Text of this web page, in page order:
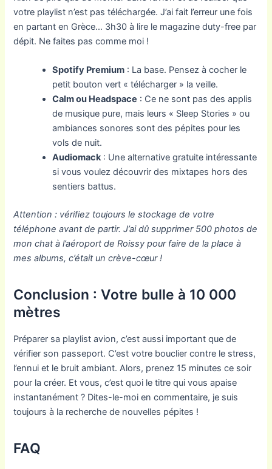
votre playlist n’est pas téléchargée. J’ai fait l’erreur une fois
en partant en Grèce… 3h30 à lire le magazine duty-free par
dépit. Ne faites pas comme moi !
Spotify Premium : La base. Pensez à cocher le
petit bouton vert « télécharger » la veille.
Calm ou Headspace : Ce ne sont pas des applis
de musique pure, mais leurs « Sleep Stories » ou
ambiances sonores sont des pépites pour les
vols de nuit.
Audiomack: Une alternative gratuite intéressante
si vous voulez découvrir des mixtapes hors des
sentiers battus.
Attention : vérifiez toujours le stockage de votre
téléphone avant de partir. J’ai dû supprimer 500 photos de
mon chat à l’aéroport de Roissy pour faire de la place à
mes albums, c’était un crève-cœur !
Conclusion : Votre bulle à 10 000
mètres
Préparer sa playlist avion, c’est aussi important que de
vérifier son passeport. C’est votre bouclier contre le stress,
l’ennui et le bruit ambiant. Alors, prenez 15 minutes ce soir
pour la créer. Et vous, c’est quoi le titre qui vous apaise
instantanément ? Dites-le-moi en commentaire, je suis
toujours à la recherche de nouvelles pépites !
FAQ